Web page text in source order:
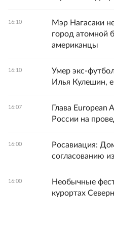
16:10
Мэр Нагасаки
город атомной
американцы
16:10
Умер экс-
Илья Кулешин,
16:07
Глава European
России на
16:00
Росавиация:
согласованию
16:00
Необычные
курортах